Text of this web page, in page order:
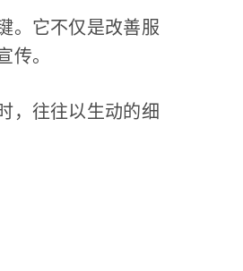
。它不仅是改善服
。
，往往以生动的细